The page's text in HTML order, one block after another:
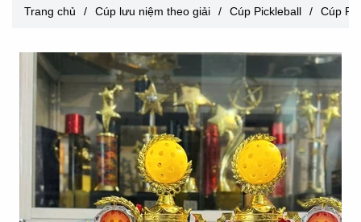
Trang chủ / Cúp lưu niệm theo giải / Cúp Pickleball / Cúp